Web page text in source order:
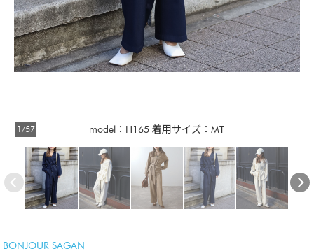
model：H165 着用サイズ：MT
1/57
BONJOUR SAGAN